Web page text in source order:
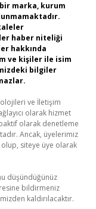
marka, kurum
haber niteliği
hakkında
ve kişiler ile isim
bilgiler
ve İletişim
olarak hizmet
olarak denetleme
Ancak, üyelerimiz
olup, siteye üye olarak
düşündüğünüz
bildirmeniz
kaldırılacaktır.